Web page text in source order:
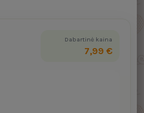
Dabartinė kaina
7,99 €